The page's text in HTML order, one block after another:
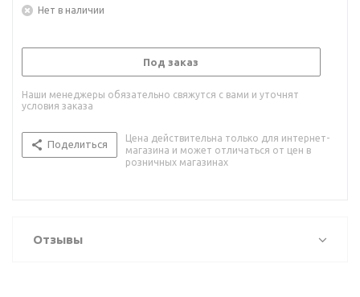
Нет в наличии
Под заказ
Наши менеджеры обязательно свяжутся с вами и уточнят
условия заказа
Поделиться
Цена действительна только для интернет-
магазина и может отличаться от цен в
розничных магазинах
Отзывы